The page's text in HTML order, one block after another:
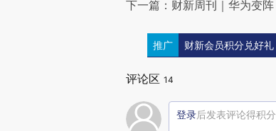
下一篇：财新周刊｜华为变阵
推广 财新会员积分兑好礼
评论区 14
登录后发表评论得积分